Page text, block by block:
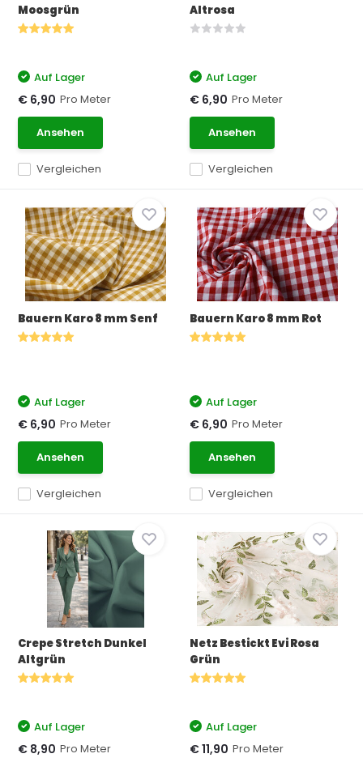
Moosgrün
Vergleichen
Auf Lager
€ 6,90 Pro Meter
Ansehen
Altrosa
Vergleichen
Auf Lager
€ 6,90 Pro Meter
Ansehen
Bauern Karo 8 mm Senf
Vergleichen
Auf Lager
€ 6,90 Pro Meter
Ansehen
Bauern Karo 8 mm Rot
Vergleichen
Auf Lager
€ 6,90 Pro Meter
Ansehen
Crepe Stretch Dunkel
Altgrün
Auf Lager
€ 8,90 Pro Meter
Netz Bestickt Evi Rosa
Grün
Auf Lager
€ 11,90 Pro Meter